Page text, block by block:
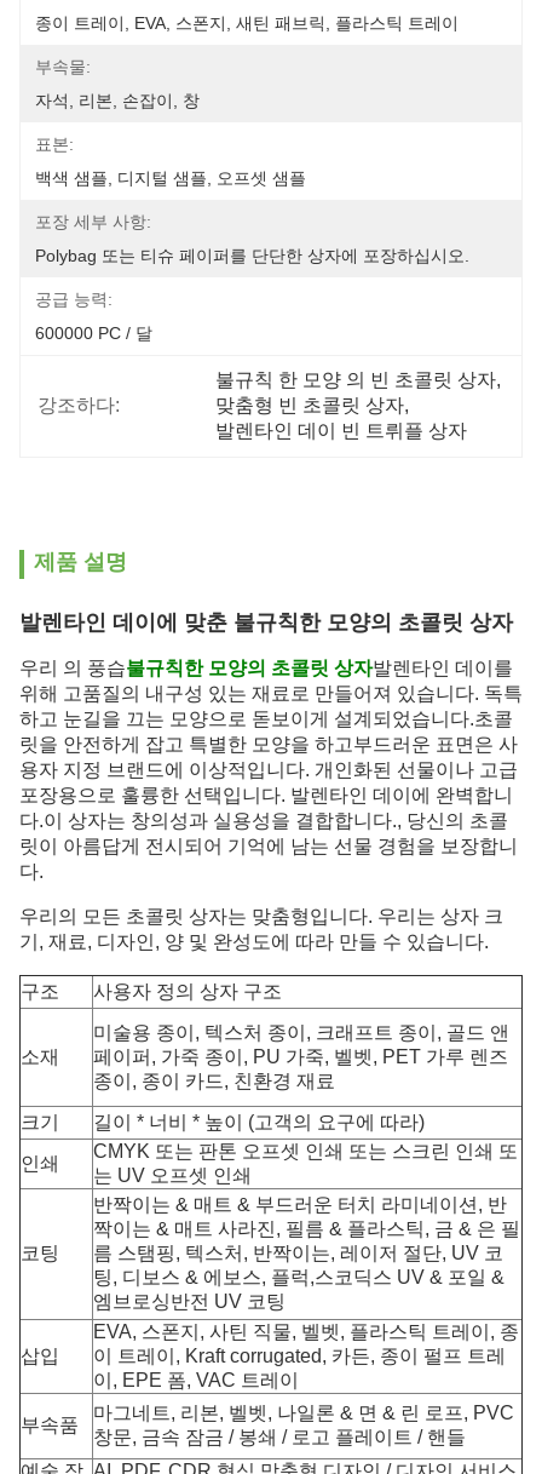
종이 트레이, EVA, 스폰지, 새틴 패브릭, 플라스틱 트레이
부속물:
자석, 리본, 손잡이, 창
표본:
백색 샘플, 디지털 샘플, 오프셋 샘플
포장 세부 사항:
Polybag 또는 티슈 페이퍼를 단단한 상자에 포장하십시오.
공급 능력:
600000 PC / 달
강조하다:
불규칙 한 모양 의 빈 초콜릿 상자
맞춤형 빈 초콜릿 상자,
발렌타인 데이 빈 트뤼플 상자
제품 설명
발렌타인 데이에 맞춘 불규칙한 모양의 초콜릿 상자
우리 의 풍습불규칙한 모양의 초콜릿 상자발렌타인 데이를
위해 고품질의 내구성 있는 재료로 만들어져 있습니다. 독특
하고 눈길을 끄는 모양으로 돋보이게 설계되었습니다.초콜
릿을 안전하게 잡고 특별한 모양을 하고부드러운 표면은 사
용자 지정 브랜드에 이상적입니다. 개인화된 선물이나 고급
포장용으로 훌륭한 선택입니다. 발렌타인 데이에 완벽합니
다.이 상자는 창의성과 실용성을 결합합니다., 당신의 초콜
릿이 아름답게 전시되어 기억에 남는 선물 경험을 보장합니
다.
우리의 모든 초콜릿 상자는 맞춤형입니다. 우리는 상자 크
기, 재료, 디자인, 양 및 완성도에 따라 만들 수 있습니다.
구조 사용자 정의 상자 구조
소재
미술용 종이, 텍스처 종이, 크래프트 종이, 골드 앤
페이퍼, 가죽 종이, PU 가죽, 벨벳, PET 가루 렌즈
종이, 종이 카드, 친환경 재료
크기
길이 * 너비 * 높이 (고객의 요구에 따라)
인쇄
CMYK 또는 판톤 오프셋 인쇄 또는 스크린 인쇄 또
는 UV 오프셋 인쇄
코팅
반짝이는 & 매트 & 부드러운 터치 라미네이션, 반
짝이는 & 매트 사라진, 필름 & 플라스틱, 금 & 은 필
름 스탬핑, 텍스처, 반짝이는, 레이저 절단, UV 코
팅, 디보스 & 에보스, 플럭,스코딕스 UV & 포일 &
엠브로싱반전 UV 코팅
삽입
EVA, 스폰지, 사틴 직물, 벨벳, 플라스틱 트레이, 종
이 트레이, Kraft corrugated, 카든, 종이 펄프 트레
이, EPE 폼, VAC 트레이
부속품
마그네트, 리본, 벨벳, 나일론 & 면 & 린 로프, PVC
창문, 금속 잠금 / 봉쇄 / 로고 플레이트 / 핸들